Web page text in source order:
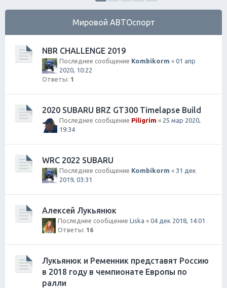
Мировой АВТОспорт
NBR CHALLENGE 2019
Последнее сообщение Kombikorm « 01 апр
2020, 10:22
Ответы: 1
2020 SUBARU BRZ GT300 Timelapse Build
Последнее сообщение Piligrim « 25 мар 2020,
19:34
WRC 2022 SUBARU
Последнее сообщение Kombikorm « 31 дек
2019, 03:31
Алексей Лукьянюк
Последнее сообщение Liska « 04 дек 2018, 14:01
Ответы: 16
Лукьянюк и Ременник представят Россию
в 2018 году в чемпионате Европы по
ралли